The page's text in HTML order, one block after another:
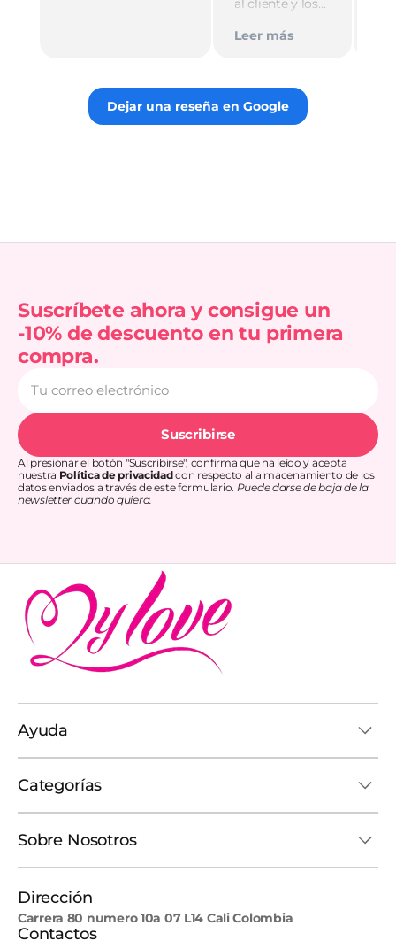
al cliente y los
discretos.
Leer más
Dejar una reseña en Google
Suscríbete ahora y consigue un
-10% de descuento en tu primera
compra.
correo
electrónico
Suscribirse
Al presionar el botón "Suscribirse", confirma que ha leído y acepta
nuestra Política de privacidadcon respecto al almacenamiento de los
datos enviados a través de este formulario. Puede darse de baja de la
newsletter cuando quiera.
Ayuda
Categorías
Sobre Nosotros
Dirección
Carrera 80 numero 10a 07 L14 Cali Colombia
Contactos